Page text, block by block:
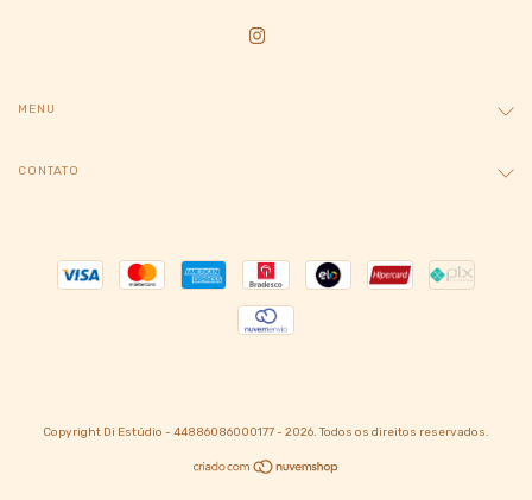
MENU
CONTATO
Copyright Di Estúdio - 44886086000177 - 2026. Todos os direitos reservados.